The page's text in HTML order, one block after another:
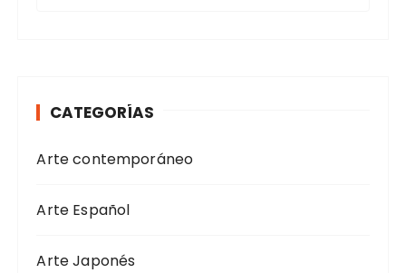
CATEGORÍAS
Arte contemporáneo
Arte Español
Arte Japonés